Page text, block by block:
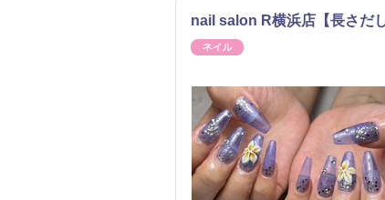
nail salon R横浜店【長さだ